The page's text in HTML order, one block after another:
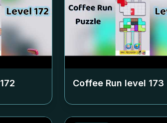
172 Coffee Run level 173